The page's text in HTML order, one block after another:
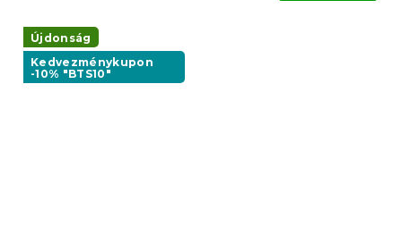
Újdonság
Kedvezménykupon
-10% "BTS10"